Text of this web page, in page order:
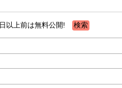
以上前は無料公開!